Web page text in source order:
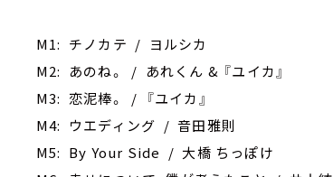
M1: チノカテ / ヨルシカ
M2: あのね。 / あれくん & 『ユイカ』
M3: 恋泥棒。 / 『ユイカ』
M4: ウエディング / 音田雅則
M5: By Your Side / 大橋 ちっぽけ